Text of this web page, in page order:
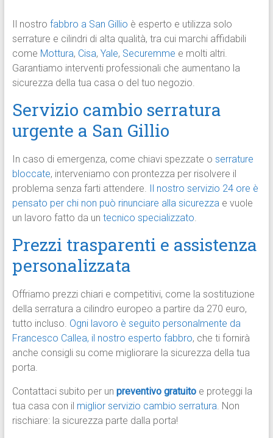
Il nostro fabbro a San Gillio è esperto e utilizza solo
serrature e cilindri di alta qualità, tra cui marchi affidabili
come Mottura, Cisa, Yale, Securemme e molti altri.
Garantiamo interventi professionali che aumentano la
sicurezza della tua casa o del tuo negozio.
Servizio cambio serratura
urgente a San Gillio
In caso di emergenza, come chiavi spezzate o serrature
bloccate, interveniamo con prontezza per risolvere il
problema senza farti attendere.
Il nostro servizio 24 ore è
pensato per chi non può rinunciare alla sicurezzae vuole
un lavoro fatto da un tecnico specializzato.
Prezzi trasparenti e assistenza
personalizzata
Offriamo prezzi chiari e competitivi, come la sostituzione
della serratura a cilindro europeo a partire da 270 euro,
tutto incluso. Ogni lavoro è seguito personalmente da
Francesco Callea, il nostro esperto fabbro, che ti fornirà
anche consigli su come migliorare la sicurezza della tua
porta.
Contattaci subito per un preventivo gratuitoe proteggi la
tua casa con il miglior servizio cambio serratura. Non
rischiare: la sicurezza parte dalla porta!